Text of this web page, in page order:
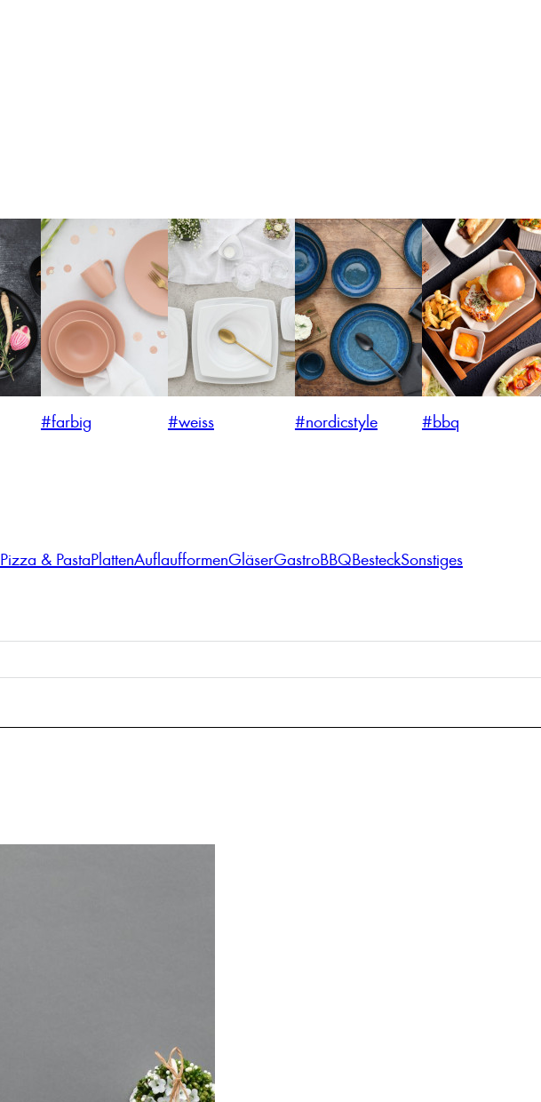
#farbig #weiss #nordicstyle #bbq
Pizza & PastaPlattenAuflaufformenGläserGastroBBQBesteckSonstiges